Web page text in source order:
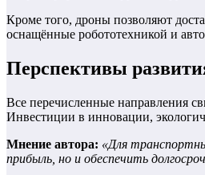
Кроме того, дроны позволяют
оснащённые робототехникой и
Перспективы
Все перечисленные направления
Инвестиции в инновации,
Мнение автора: «Для
прибыль, но и обеспечить